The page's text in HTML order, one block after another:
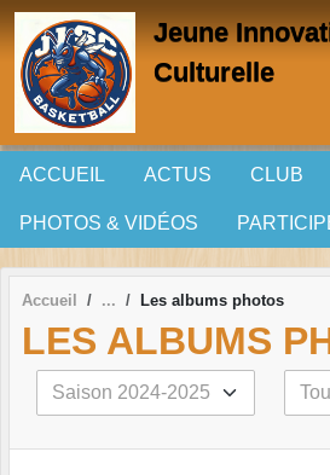
Jeune
Culturelle
ACCUEIL ACTUS CLUB
PHOTOS & VIDÉOS
Accueil Les albums photos
LES ALBUMS
Panneau de gestion des cookies